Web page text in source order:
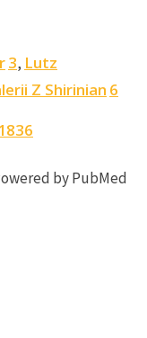
3, Lutz
Z Shirinian 6
by PubMed